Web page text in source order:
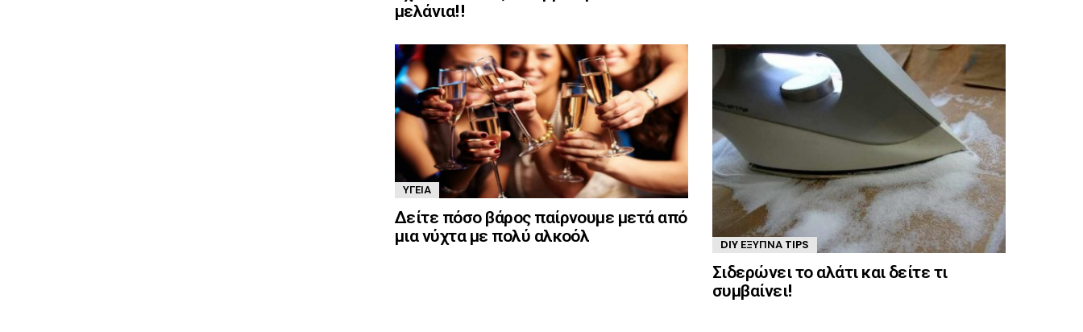
μελάνια!!
ΥΓΕΊΑ
Δείτε πόσο βάρος παίρνουμε μετά από
μια νύχτα με πολύ αλκοόλ DIY ΈΞΥΠΝΑ TIPS
Σιδερώνει το αλάτι και δείτε τι
συμβαίνει!